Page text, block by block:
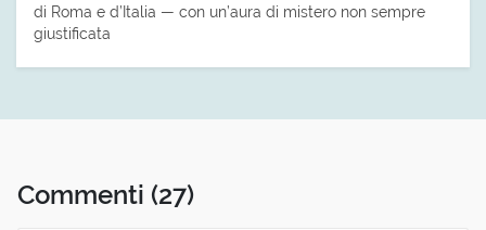
di Roma e d’Italia — con un’aura di mistero non sempre
giustificata
Commenti (27)